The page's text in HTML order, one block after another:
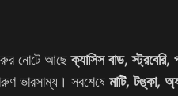
নোটে আছেক্যাসিস বাড,
ভারসাম্য। সবশেষেমাটি, টঙ্কা,